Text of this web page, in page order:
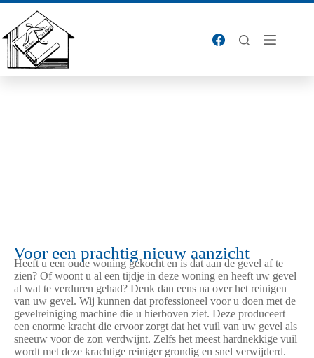
Voor een prachtig nieuw aanzicht
Heeft u een oude woning gekocht en is dat aan de gevel af te
zien? Of woont u al een tijdje in deze woning en heeft uw gevel
al wat te verduren gehad? Denk dan eens na over het reinigen
van uw gevel. Wij kunnen dat professioneel voor u doen met de
gevelreiniging machine die u hierboven ziet. Deze produceert
een enorme kracht die ervoor zorgt dat het vuil van uw gevel als
sneeuw voor de zon verdwijnt. Zelfs het meest hardnekkige vuil
wordt met deze krachtige reiniger grondig en snel verwijderd.